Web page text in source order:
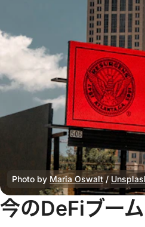
Photo by Maria Oswalt /
今のDeFiブー